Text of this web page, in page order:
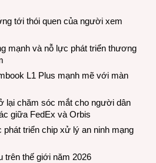
tới thói quen của người xem
mạnh và nỗ lực phát triển thương
L1 Plus mạnh mẽ với màn
lại chăm sóc mắt cho người dân
giữa FedEx và Orbis
phát triển chip xử lý an ninh mạng
trên thế giới năm 2026